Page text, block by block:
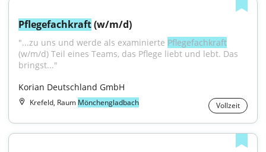
Pflegefachkraft (w/m/d)
"...zu uns und werde als examinierte Pflegefachkraft
(w/m/d) Teil eines Teams, das Pflege liebt und lebt. Das
bringst..."
Korian Deutschland GmbH
Krefeld, Raum Mönchengladbach Vollzeit